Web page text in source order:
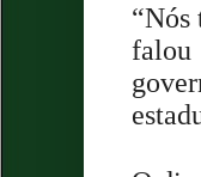
“Nós
falou